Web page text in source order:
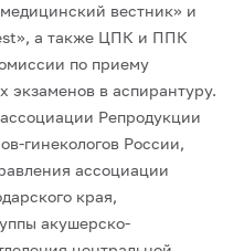
вестник» и
а также ЦПК и ППК
по приему
экзаменов в аспирантуру.
Репродукции
гинекологов России,
ассоциации
края,
акушерско-